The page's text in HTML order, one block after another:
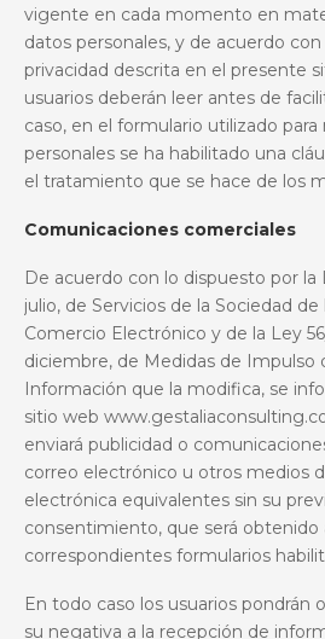
vigente en cada momento en
datos personales, y de acuerdo
privacidad descrita en el presente
usuarios deberán leer antes de
caso, en el formulario utilizado para
personales se ha habilitado una
el tratamiento que se hace de los
Comunicaciones comerciales
De acuerdo con lo dispuesto por la
julio, de Servicios de la Sociedad
Comercio Electrónico y de la Ley
diciembre, de Medidas de Impulso
Información que la modifica, se
sitio web
enviará publicidad o
correo electrónico u otros medios
electrónica equivalentes sin su
consentimiento, que será obtenido
correspondientes formularios
En todo caso los usuarios pondrán
su negativa a la recepción de